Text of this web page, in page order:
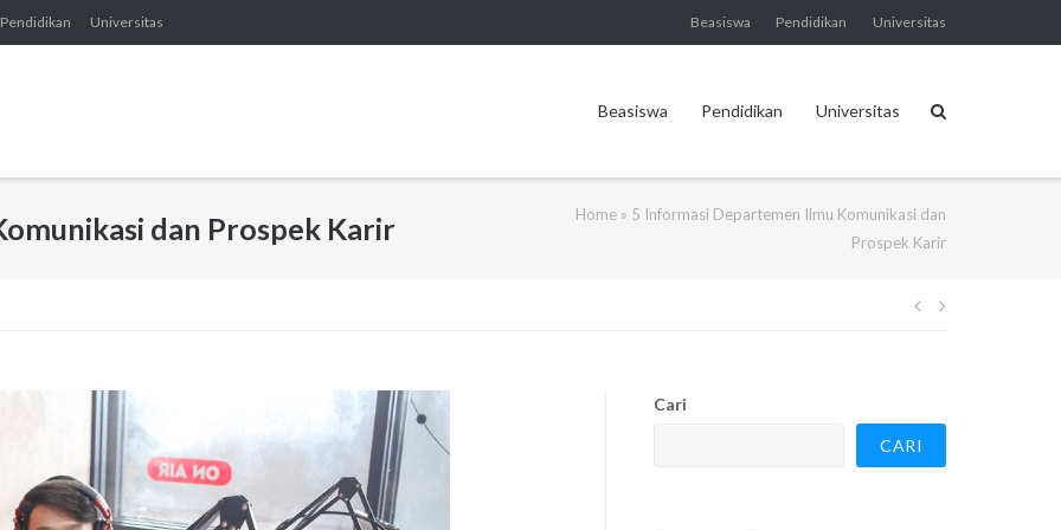
Pendidikan Universitas Beasiswa Pendidikan Universitas
Beasiswa Pendidikan Universitas
dan Prospek Karir Home » 5 Informasi Departemen Ilmu Komunikasi dan
Prospek Karir
Navigasi
Cari
CARI